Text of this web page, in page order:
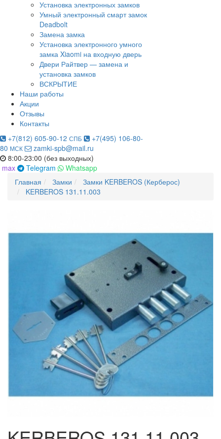
Установка электронных замков
Умный электронный смарт замок
Deadbolt
Замена замка
Установка электронного умного
замка Xiaomi на входную дверь
Двери Райтвер — замена и
установка замков
ВСКРЫТИЕ
Наши работы
Акции
Отзывы
Контакты
+7(812) 605-90-12 СПБ
+7(495) 106-80-
80 МСК
zamki-spb@mail.ru
8:00-23:00 (без выходных)
max
Telegram
Whatsapp
Главная
Замки
Замки KERBEROS (Керберос)
KERBEROS 131.11.003